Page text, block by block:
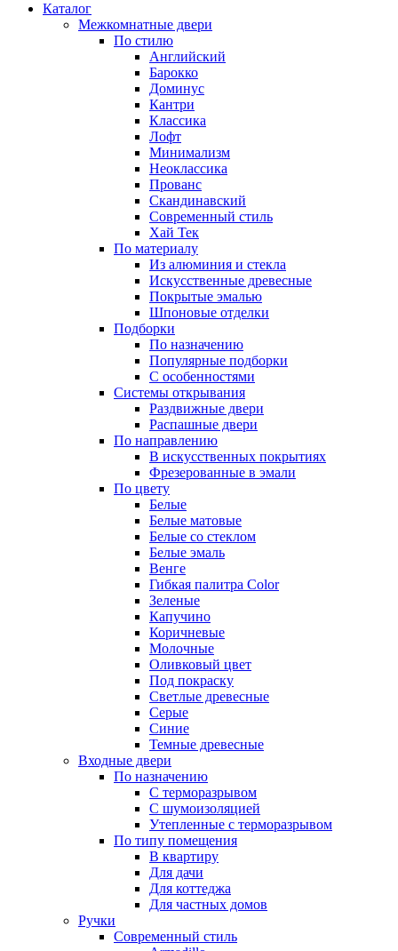
Каталог
Межкомнатные двери
По стилю
Английский
Барокко
Доминус
Кантри
Классика
Лофт
Минимализм
Неоклассика
Прованс
Скандинавский
Современный стиль
Хай Тек
По материалу
Из алюминия и стекла
Искусственные древесные
Покрытые эмалью
Шпоновые отделки
Подборки
По назначению
Популярные подборки
С особенностями
Системы открывания
Раздвижные двери
Распашные двери
По направлению
В искусственных покрытиях
Фрезерованные в эмали
По цвету
Белые
Белые матовые
Белые со стеклом
Белые эмаль
Венге
Гибкая палитра Color
Зеленые
Капучино
Коричневые
Молочные
Оливковый цвет
Под покраску
Светлые древесные
Серые
Синие
Темные древесные
Входные двери
По назначению
С терморазрывом
С шумоизоляцией
Утепленные с терморазрывом
По типу помещения
В квартиру
Для дачи
Для коттеджа
Для частных домов
Ручки
Современный стиль